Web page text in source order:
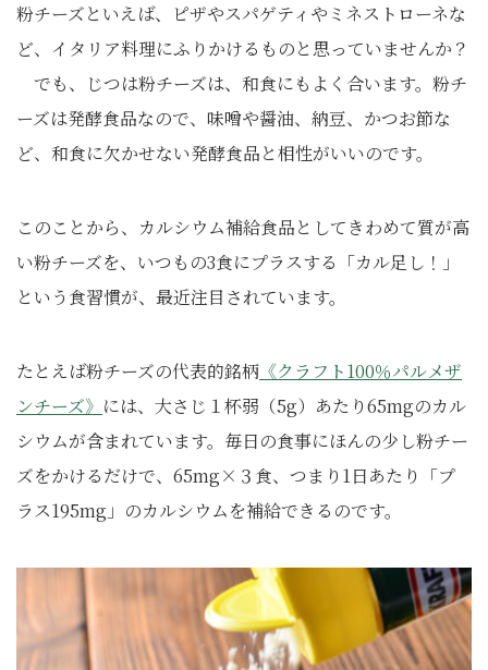
粉チーズといえば、ピザやスパゲティやミネストローネな
ど、イタリア料理にふりかけるものと思っていませんか？
でも、じつは粉チーズは、和食にもよく合います。粉チ
ーズは発酵食品なので、味噌や醤油、納豆、かつお節な
ど、和食に欠かせない発酵食品と相性がいいのです。
このことから、カルシウム補給食品としてきわめて質が高
い粉チーズを、いつもの3食にプラスする「カル足し！」
という食習慣が、最近注目されています。
たとえば粉チーズの代表的銘柄 《クラフト100％パルメザ
ンチーズ》 には、大さじ１杯弱（5g）あたり65mgのカル
シウムが含まれています。毎日の食事にほんの少し粉チー
ズをかけるだけで、65mg×３食、つまり1日あたり「プ
ラス195mg」のカルシウムを補給できるのです。